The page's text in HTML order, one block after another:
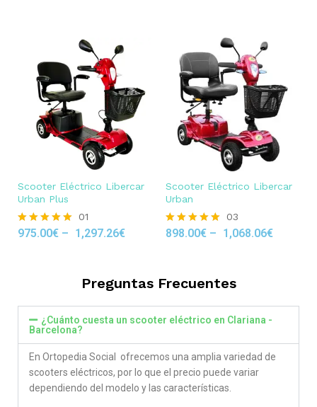
Scooter Eléctrico Libercar
Urban Plus
Rated
01
975.00€ – 1,297.26€
Scooter Eléctrico Libercar
Urban
Rated
03
898.00€ – 1,068.06€
Preguntas Frecuentes
¿Cuánto cuesta un scooter eléctrico en Clariana -
Barcelona?
En Ortopedia Social ofrecemos una amplia variedad de
scooters eléctricos, por lo que el precio puede variar
dependiendo del modelo y las características.